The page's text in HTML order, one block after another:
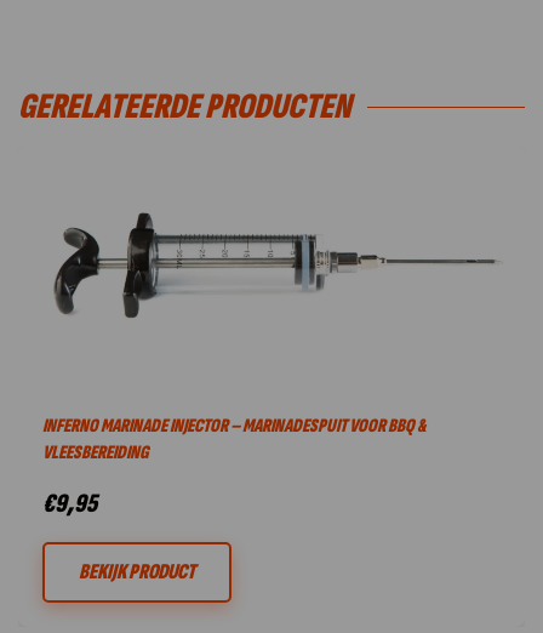
GERELATEERDE PRODUCTEN
INFERNO MARINADE INJECTOR – MARINADESPUIT VOOR BBQ &
VLEESBEREIDING
€9,95
BEKIJK PRODUCT